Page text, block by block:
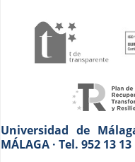
Universidad de
MÁLAGA · Tel. 952 13